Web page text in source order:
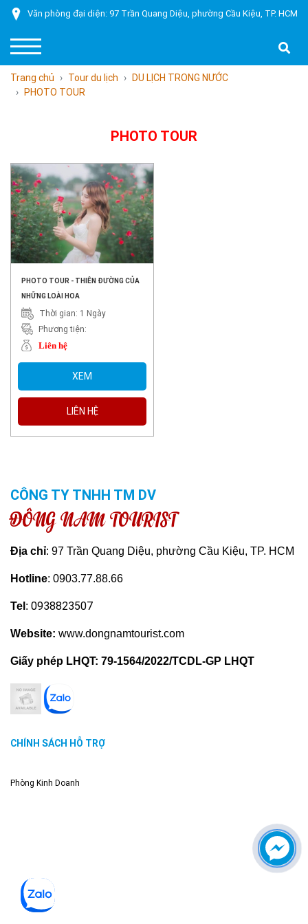
Văn phòng đại diện: 97 Trần Quang Diệu, phường Cầu Kiệu, TP. HCM
Trang chủ Tour du lịch
DU LỊCH TRONG NƯỚC
PHOTO TOUR
PHOTO TOUR
PHOTO TOUR - THIÊN ĐƯỜNG CỦA
NHỮNG LOÀI HOA
Thời gian: 1 Ngày
Phương tiện:
Liên hệ
XEM
LIÊN HỆ
CÔNG TY TNHH TM DV
ĐÔNG NAM TOURIST
Địa chỉ: 97 Trần Quang Diệu, phường Cầu Kiệu, TP. HCM
Hotline: 0903.77.88.66
Tel : 0938823507
Website: www.dongnamtourist.com
Giấy phép LHQT: 79-1564/2022/TCDL-GP LHQT
CHÍNH SÁCH HỖ TRỢ
Phòng Kinh Doanh